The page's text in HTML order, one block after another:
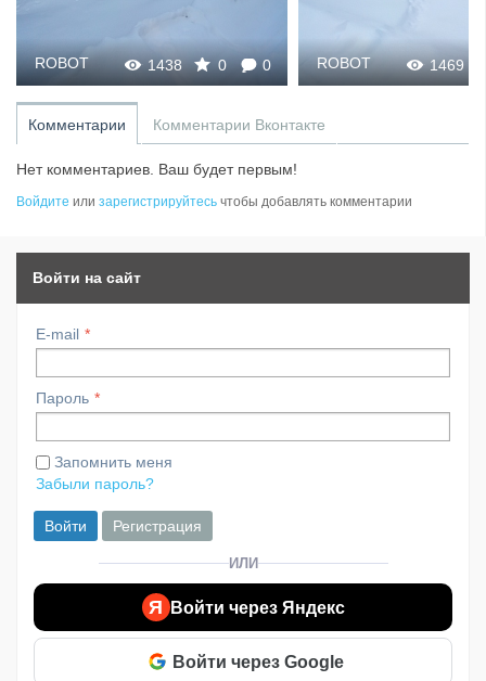
1438 0 0
ROBOT 1469
ROBOT
Комментарии Комментарии Вконтакте
Нет комментариев. Ваш будет первым!
Войдите или зарегистрируйтесь чтобы добавлять комментарии
Войти на сайт
E-mail
Пароль
Запомнить меня
Забыли пароль?
Войти Регистрация
ИЛИ
Я Войти через Яндекс
Войти через Google